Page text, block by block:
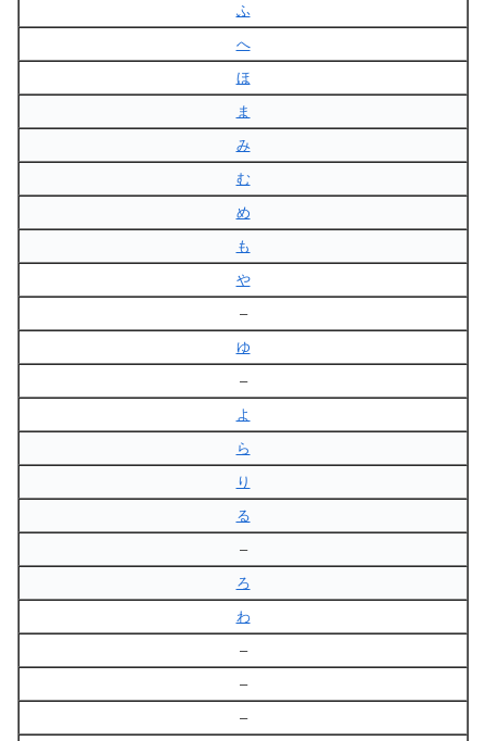
ふ
へ
ほ
ま
み
む
め
も
や
–
ゆ
–
よ
ら
り
る
–
ろ
わ
–
–
–